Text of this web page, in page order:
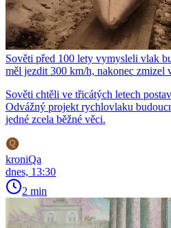
Sověti před 100 lety vymysleli vlak
měl jezdit 300 km/h, nakonec zmizel
Sověti chtěli ve třicátých letech
Odvážný projekt rychlovlaku
jedné zcela běžné věci.
kroniQa
dnes, 13:30
2 min